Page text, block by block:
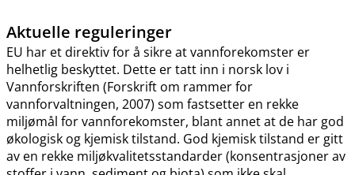
Aktuelle reguleringer
EU har et direktiv for å sikre at vannforekomster er
helhetlig beskyttet. Dette er tatt inn i norsk lov i
Vannforskriften (Forskrift om rammer for
vannforvaltningen, 2007) som fastsetter en rekke
miljømål for vannforekomster, blant annet at de har god
økologisk og kjemisk tilstand. God kjemisk tilstand er gitt
av en rekke miljøkvalitetsstandarder (konsentrasjoner av